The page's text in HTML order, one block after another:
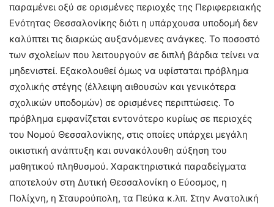
παραμένει οξύ σε ορισμένες περιοχές της Περιφερειακής
Ενότητας Θεσσαλονίκης διότι η υπάρχουσα υποδομή δεν
καλύπτει τις διαρκώς αυξανόμενες ανάγκες. Το ποσοστό
των σχολείων που λειτουργούν σε διπλή βάρδια τείνει να
μηδενιστεί. Εξακολουθεί όμως να υφίσταται πρόβλημα
σχολικής στέγης (έλλειψη αιθουσών και γενικότερα
σχολικών υποδομών) σε ορισμένες περιπτώσεις. Το
πρόβλημα εμφανίζεται εντονότερο κυρίως σε περιοχές
του Νομού Θεσσαλονίκης, στις οποίες υπάρχει μεγάλη
οικιστική ανάπτυξη και συνακόλουθη αύξηση του
μαθητικού πληθυσμού. Χαρακτηριστικά παραδείγματα
αποτελούν στη Δυτική Θεσσαλονίκη ο Εύοσμος, η
Πολίχνη, η Σταυρούπολη, τα Πεύκα κ.λπ. Στην Ανατολική